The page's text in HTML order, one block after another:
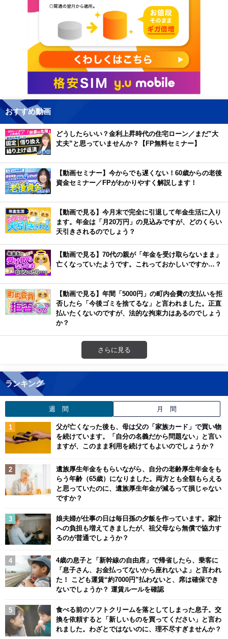
おすすめ動画
どうしたらいい？金利上昇時代の住宅ローン／まだ”大
丈夫”と思っていませんか？【FP無料セミナー】
【動画セミナー】今からでも遅くない！60歳からの老後
資金セミナー／FPがわかりやすく解説します！
【動画で見る】今月末で完全に引退して年金生活に入り
ます。年金は「月20万円」の見込みですが、どのくらい
天引きされるのでしょう？
【動画で見る】70代の親が「年金を受け取らないまま」
亡くなっていたようです。これっておかしいですか…？
【動画で見る】年間「5000円」の町内会費の支払いを拒
否したら「今後ゴミを捨てるな」と言われました。正直
払いたくないのですが、法的な拘束力はあるのでしょう
か？
さらに見る
ランキング
週 間 月 間
父が亡くなった後も、母は父の「家族カード」で買い物
を続けています。「自分の名義だから問題ない」と言い
ますが、このまま利用を続けてもよいのでしょうか？
遺族厚生年金をもらいながら、自分の老齢厚生年金をも
らう年齢（65歳）になりました。両方とも全額もらえる
と思っていたのに、遺族厚生年金が減るって損じゃない
ですか？
娘夫婦が仕事の日は毎日孫の夕飯を作っています。家計
への負担も増えてきましたが、祖父母なら無償で協力す
るのが普通でしょうか？
4歳の息子と「新幹線の自由席」で帰省したら、乗客に
「息子さん、お金払ってないから座れないよ」と言われ
た！ こども運賃“約7000円”払わないと、席は確保でき
ないでしょうか？ 運賃ルールを確認
食べる前のソフトクリームを落としてしまった息子。交
換を依頼すると「新しいものを買ってください」と言わ
れました。わざとではないのに、理不尽すぎませんか？